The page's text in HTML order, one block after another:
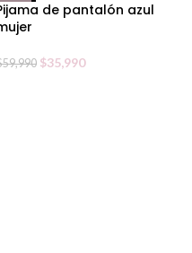
de pantalón azul
59,990 $35,990